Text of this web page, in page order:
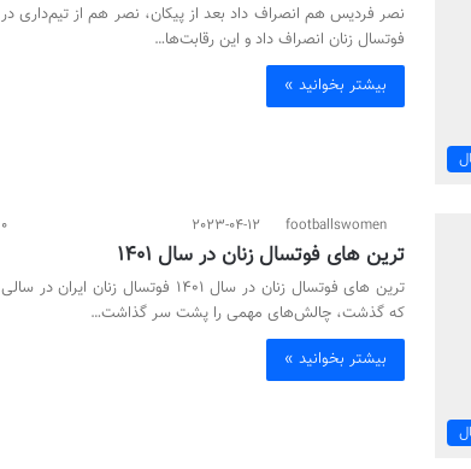
نصر فردیس هم انصراف داد بعد از پیکان، نصر هم از تیم‌داری در
فوتسال زنان انصراف داد و این رقابت‌ها…
بیشتر بخوانید »
footballswomen
2023-04-12
0
ترین‌ های فوتسال زنان در سال 1401
ترین‌ های فوتسال زنان در سال 1401 فوتسال زنان ایران در سالی
که گذشت، چالش‌های مهمی را پشت سر گذاشت…
بیشتر بخوانید »